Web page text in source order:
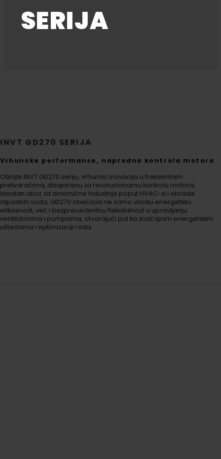
SERIJA
INVT GD270 SERIJA
Vrhunske performanse, napredna kontrola motora
Otkrijte INVT GD270 seriju, vrhunac inovacija u frekventnim
pretvaračima, dizajniranu za revolucionarnu kontrolu motora.
Idealan izbor za dinamične industrije poput HVAC-a i obrade
otpadnih voda, GD270 obećava ne samo visoku energetsku
efikasnost, već i bezprecedentnu fleksibilnost u upravljanju
ventilatorima i pumpama, otvarajući put ka značajnim energetskim
uštedama i optimizaciji rada.